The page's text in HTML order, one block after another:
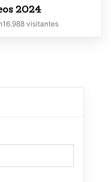
2024
visitantes